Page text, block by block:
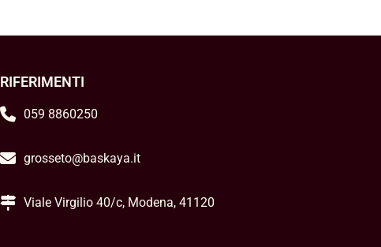
RIFERIMENTI
059 8860250
grosseto@baskaya.it
Viale Virgilio 40/c, Modena, 41120